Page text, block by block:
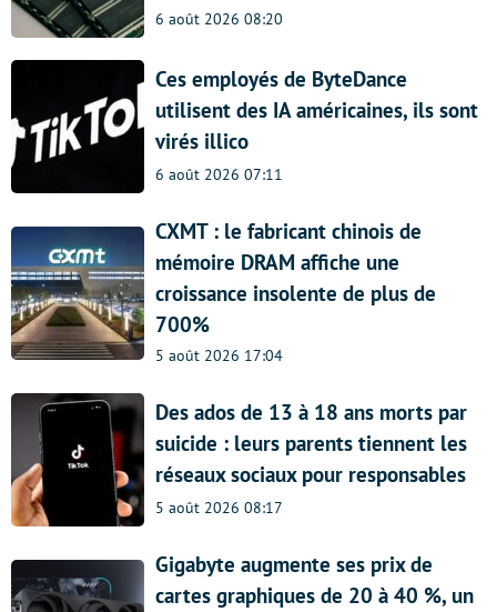
6 août 2026 08:20
Ces employés de ByteDance
utilisent des IA américaines, ils sont
virés illico
6 août 2026 07:11
CXMT : le fabricant chinois de
mémoire DRAM affiche une
croissance insolente de plus de
700%
5 août 2026 17:04
Des ados de 13 à 18 ans morts par
suicide : leurs parents tiennent les
réseaux sociaux pour responsables
5 août 2026 08:17
Gigabyte augmente ses prix de
cartes graphiques de 20 à 40 %, un